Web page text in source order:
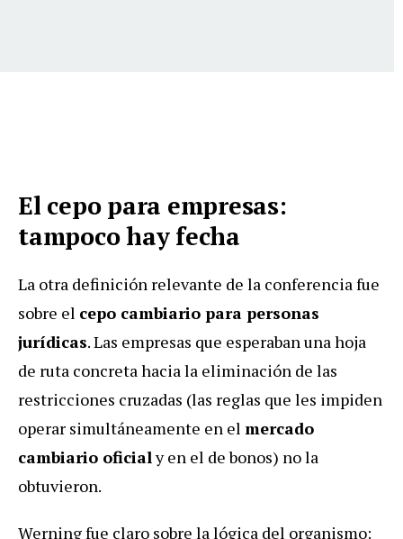
El cepo para empresas:
tampoco hay fecha
La otra definición relevante de la conferencia fue
sobre el cepo cambiario para personas
jurídicas. Las empresas que esperaban una hoja
de ruta concreta hacia la eliminación de las
restricciones cruzadas (las reglas que les impiden
operar simultáneamente en el mercado
cambiario oficialy en el de bonos) no la
obtuvieron.
Werning fue claro sobre la lógica del organismo: